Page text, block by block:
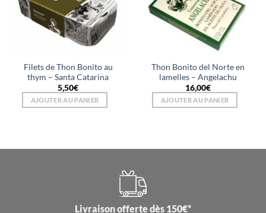
Filets de Thon Bonito au
thym – Santa Catarina
5,50€
AJOUTER AU PANIER
Thon Bonito del Norte en
lamelles – Angelachu
16,00€
AJOUTER AU PANIER
Livraison offerte dès 150€*